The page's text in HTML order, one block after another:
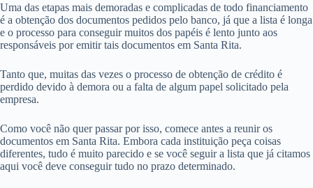
Uma das etapas mais demoradas e complicadas de todo financiamento
é a obtenção dos documentos pedidos pelo banco, já que a lista é longa
e o processo para conseguir muitos dos papéis é lento junto aos
responsáveis por emitir tais documentos em Santa Rita.
Tanto que, muitas das vezes o processo de obtenção de crédito é
perdido devido à demora ou a falta de algum papel solicitado pela
empresa.
Como você não quer passar por isso, comece antes a reunir os
documentos em Santa Rita. Embora cada instituição peça coisas
diferentes, tudo é muito parecido e se você seguir a lista que já citamos
aqui você deve conseguir tudo no prazo determinado.